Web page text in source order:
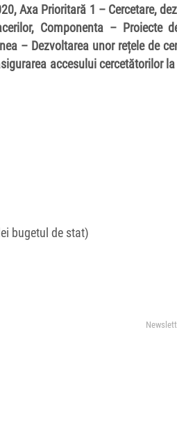
Axa Prioritară 1 – Cercetare,
Componenta – Proiecte
– Dezvoltarea unor rețele de
accesului cercetătorilor
bugetul de stat)